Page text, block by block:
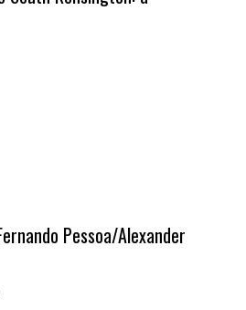
Pessoa/Alexander